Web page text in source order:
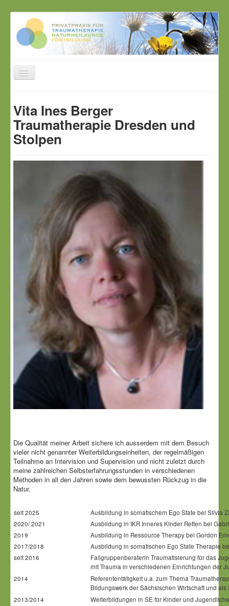
Traumatherapie
Kinder und Jugendliche
Weiterbildung
Vita Ines Berger
Traumatherapie Dresden und
Stolpen
Die Qualität meiner Arbeit sichere ich ausserdem mit dem Besuch
vieler nicht genannter Weiterbildungseinheiten, der regelmäßigen
Teilnahme an Intervision und Supervision und nicht zuletzt durch
meine zahlreichen Selbsterfahrungsstunden in verschiedenen
Methoden in all den Jahren sowie dem bewussten Rückzug in die
Natur.
seit 2025
Ausbildung in somatischem Ego State bei Silvia
2020/ 2021
Ausbildung in IKR Inneres Kinder Retten bei
2019
Ausbildung in Ressource Therapy bei Gordon
2017/2018
Ausbildung in somatischen Ego State Therapie
seit 2016
Fallgruppenberaterin Traumatisierung für das
mit Trauma in verschiedenen Einrichtungen der
2014
Referententätigkeit u.a. zum Thema
Bildungswerk der Sächsischen Wirtschaft und
2013/2014
Weiterbildungen in SE für Kinder und